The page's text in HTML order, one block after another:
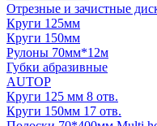
Отрезные и зачистные
Круги 125мм
Круги 150мм
Рулоны 70мм*12м
Губки абразивные
AUTOP
Круги 125 мм 8 отв.
Круги 150мм 17 отв.